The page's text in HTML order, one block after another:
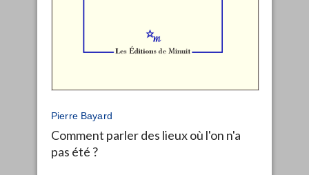
Pierre Bayard
Comment parler des lieux où l'on n'a
pas été ?